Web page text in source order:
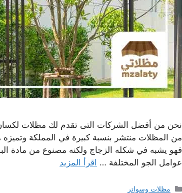
نحن من أفضل الشركات التى تقدم لك مظلات لكسان
من المظلات منتشر بنسبة كبيرة في المملكة
فهو يشبه في شكله الزجاج ولكنه مصنوع من مادة
عوامل الجو المختلفة … اقرأ المزيد
التصنيفات
مظلات وسواتر